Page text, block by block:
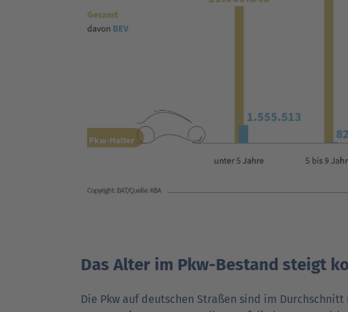
Das Alter im Pkw-Bestand steigt
Die Pkw auf deutschen Straßen sind im